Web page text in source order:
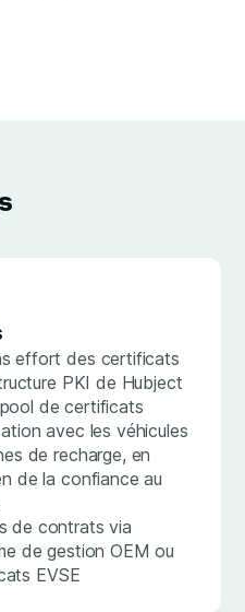
effort des certificats
PKI de Hubject
de certificats
avec les véhicules
de recharge, en
de la confiance au
de contrats via
de gestion OEM ou
EVSE